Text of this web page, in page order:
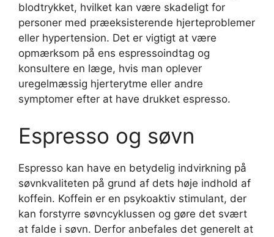
blodtrykket, hvilket kan være skadeligt for
personer med præeksisterende hjerteproblemer
eller hypertension. Det er vigtigt at være
opmærksom på ens espressoindtag og
konsultere en læge, hvis man oplever
uregelmæssig hjerterytme eller andre
symptomer efter at have drukket espresso.
Espresso og søvn
Espresso kan have en betydelig indvirkning på
søvnkvaliteten på grund af dets høje indhold af
koffein. Koffein er en psykoaktiv stimulant, der
kan forstyrre søvncyklussen og gøre det svært
at falde i søvn. Derfor anbefales det generelt at